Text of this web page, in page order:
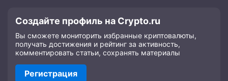
Создайте профиль на Crypto.ru
Вы сможете мониторить избранные криптовалюты,
получать достижения и рейтинг за активность,
комментировать статьи, сохранять материалы
Регистрация